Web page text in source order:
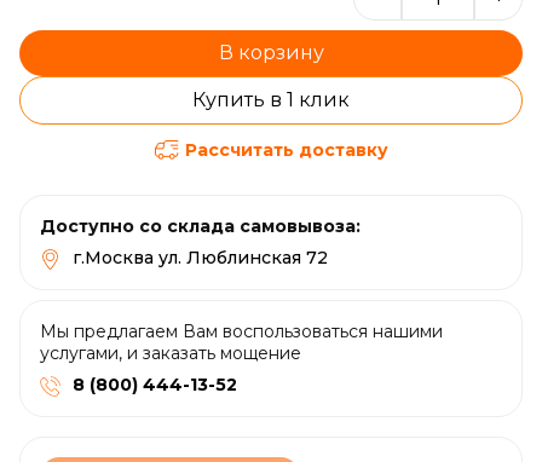
В корзину
Купить в 1 клик
Рассчитать доставку
Доступно со склада самовывоза:
г.Москва ул. Люблинская 72
Мы предлагаем Вам воспользоваться нашими
услугами, и заказать мощение
8 (800) 444-13-52